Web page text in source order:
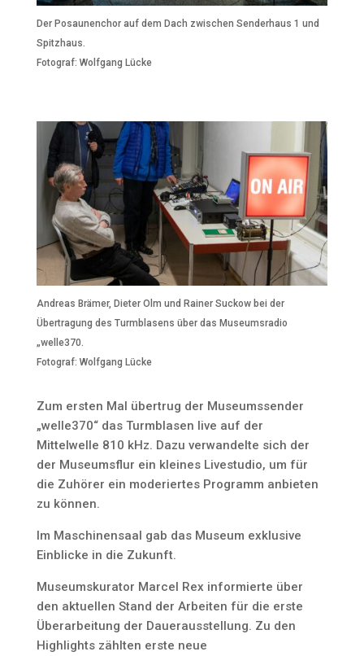
Der Posaunenchor auf dem Dach zwischen Senderhaus 1 und
Spitzhaus.
Fotograf: Wolfgang Lücke
Andreas Brämer, Dieter Olm und Rainer Suckow bei der
Übertragung des Turmblasens über das Museumsradio
„welle370.
Fotograf: Wolfgang Lücke
Zum ersten Mal übertrug der Museumssender
„welle370“ das Turmblasen live auf der
Mittelwelle 810 kHz. Dazu verwandelte sich der
der Museumsflur ein kleines Livestudio, um für
die Zuhörer ein moderiertes Programm anbieten
zu können.
Im Maschinensaal gab das Museum exklusive
Einblicke in die Zukunft.
Museumskurator Marcel Rex informierte über
den aktuellen Stand der Arbeiten für die erste
Überarbeitung der Dauerausstellung. Zu den
Highlights zählten erste neue